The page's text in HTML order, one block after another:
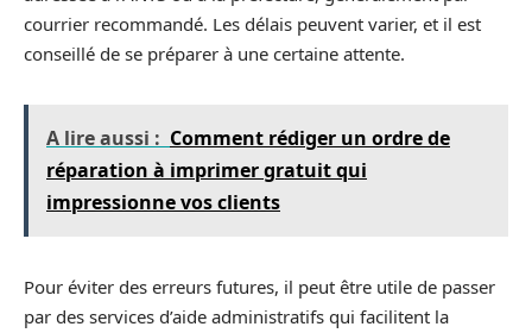
courrier recommandé. Les délais peuvent varier, et il est
conseillé de se préparer à une certaine attente.
A lire aussi : Comment rédiger un ordre de
réparation à imprimer gratuit qui
impressionne vos clients
Pour éviter des erreurs futures, il peut être utile de passer
par des services d’aide administratifs qui facilitent la